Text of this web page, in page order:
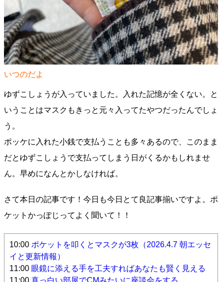
いつのだよ
ゆずこしょうが入っていました。入れた記憶が全くない。と
いうことはマスクもきっと元々入ってたやつだったんでしょ
う。
ポッケに入れた小銭で支払うことも多々あるので、このまま
だとゆずこしょうで支払ってしまう日がくるかもしれませ
ん。早めになんとかしなければ。
さて本日の記事です！今日も今日とて良記事揃いですよ。ポ
ケットかっぽじってよく聞いて！！
10:00 ポケットを叩くとマスクが3枚（2026.4.7 朝エッセ
イと更新情報）
11:00 眼鏡に添える手を工夫すればあなたも賢く見える
11:00 真っ白い部屋でCMみたいに座談会をする